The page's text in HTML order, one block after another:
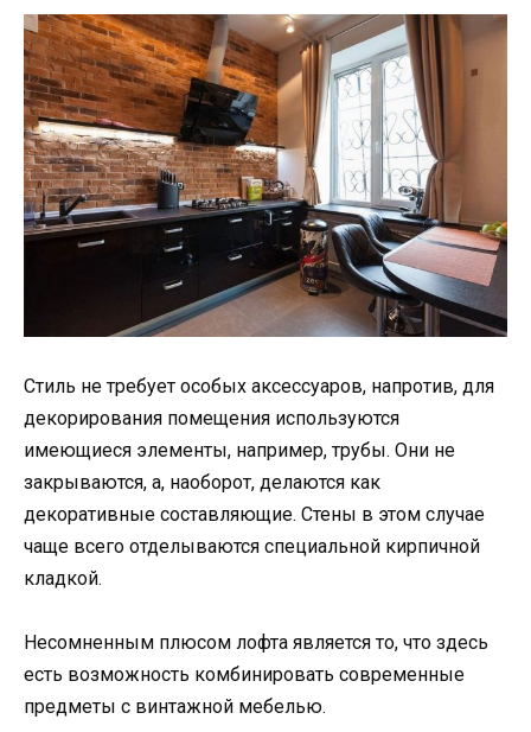
Стиль не требует особых аксессуаров, напротив, для
декорирования помещения используются
имеющиеся элементы, например, трубы. Они не
закрываются, а, наоборот, делаются как
декоративные составляющие. Стены в этом случае
чаще всего отделываются специальной кирпичной
кладкой.
Несомненным плюсом лофта является то, что здесь
есть возможность комбинировать современные
предметы с винтажной мебелью.